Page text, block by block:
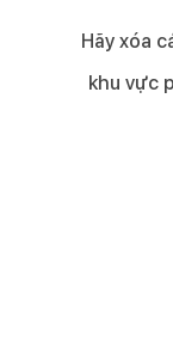
Hãy xóa
khu vực